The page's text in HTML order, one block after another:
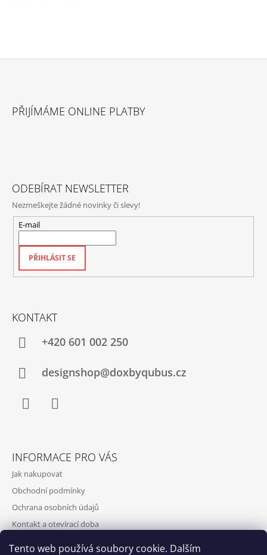
Tento web používá soubory cookie. Dalším
PŘIJÍMÁME ONLINE PLATBY
ODEBÍRAT NEWSLETTER
Nezmeškejte žádné novinky či slevy!
E-mail
PŘIHLÁSIT SE
KONTAKT
+420‭ 601 002 250
designshop@doxbyqubus.cz
INFORMACE PRO VÁS
Jak nakupovat
Obchodní podmínky
Ochrana osobních údajů
Kontakt a otevírací doba